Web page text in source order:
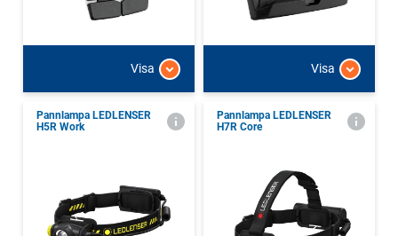
Visa Visa
Pannlampa LEDLENSER
H5R Work
Pannlampa LEDLENSER
H7R Core